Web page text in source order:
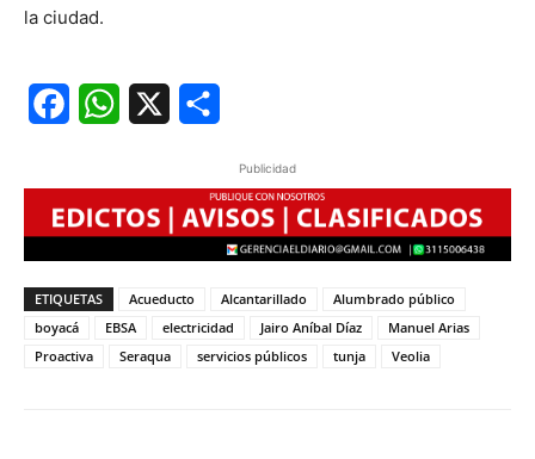
la ciudad.
FacebookWhatsApp
Publicidad
ETIQUETAS Acueducto Alcantarillado
Alumbrado público
boyacá
EBSA electricidad Jairo Aníbal Díaz
Manuel Arias
Proactiva
Seraqua servicios públicos tunja Veolia